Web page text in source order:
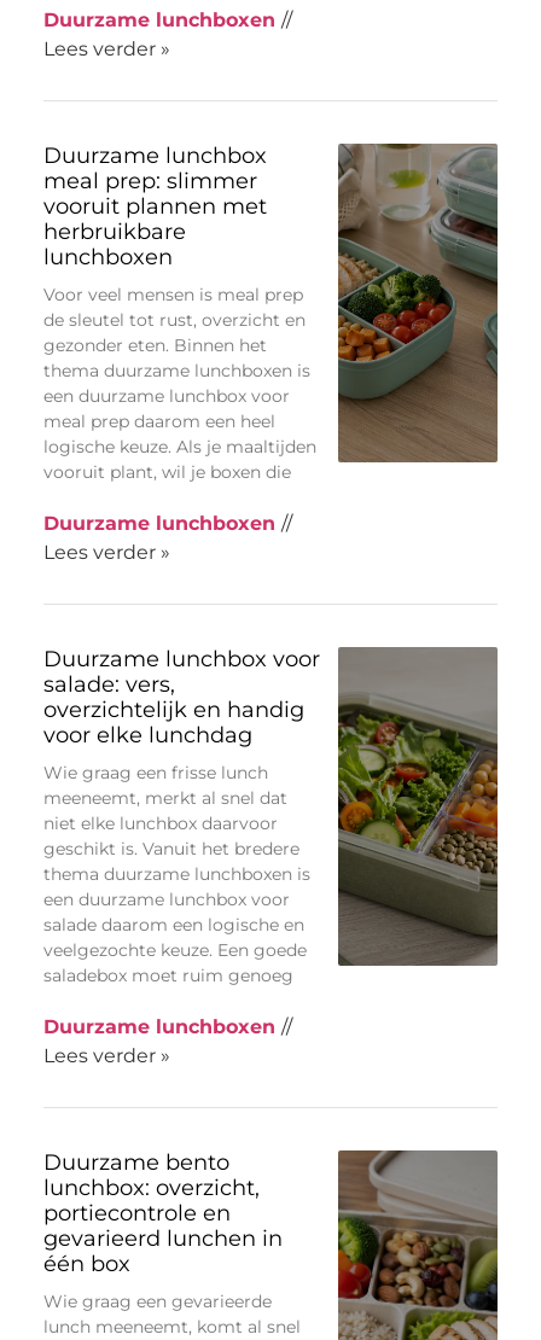
Duurzame lunchboxen //
Lees verder »
Duurzame lunchbox
meal prep: slimmer
vooruit plannen met
herbruikbare
lunchboxen
Voor veel mensen is meal prep
de sleutel tot rust, overzicht en
gezonder eten. Binnen het
thema duurzame lunchboxen is
een duurzame lunchbox voor
meal prep daarom een heel
logische keuze. Als je maaltijden
vooruit plant, wil je boxen die
Duurzame lunchboxen //
Lees verder »
Duurzame lunchbox voor
salade: vers,
overzichtelijk en handig
voor elke lunchdag
Wie graag een frisse lunch
meeneemt, merkt al snel dat
niet elke lunchbox daarvoor
geschikt is. Vanuit het bredere
thema duurzame lunchboxen is
een duurzame lunchbox voor
salade daarom een logische en
veelgezochte keuze. Een goede
saladebox moet ruim genoeg
Duurzame lunchboxen //
Lees verder »
Duurzame bento
lunchbox: overzicht,
portiecontrole en
gevarieerd lunchen in
één box
Wie graag een gevarieerde
lunch meeneemt, komt al snel